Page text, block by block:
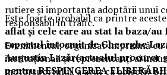
Este foarte probabil ca printre
aflat și cele care au stat la baza/
raportul întocmit de Gheorghe
Augustin Lazăr(actualul procuror
pentru RESPINGEREA
rutiere și importanța adoptării unui
responsabil în trafic.
Evenimentul, organizat împreună
instituționali și reprezentanți ai
motorsportului, a avut ca obiectiv